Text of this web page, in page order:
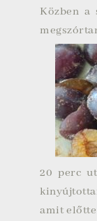
Közben a
20 perc
amit